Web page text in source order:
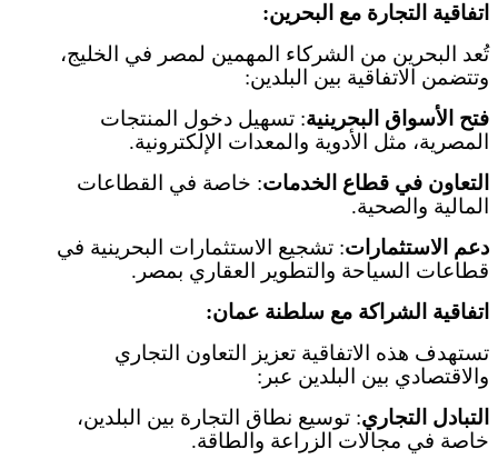
اتفاقية التجارة مع البحرين:
تُعد البحرين من الشركاء المهمين لمصر في الخليج،
وتتضمن الاتفاقية بين البلدين:
فتح الأسواق البحرينية: تسهيل دخول المنتجات
المصرية، مثل الأدوية والمعدات الإلكترونية.
التعاون في قطاع الخدمات: خاصة في القطاعات
المالية والصحية.
دعم الاستثمارات: تشجيع الاستثمارات البحرينية في
قطاعات السياحة والتطوير العقاري بمصر .
اتفاقية الشراكة مع سلطنة عمان:
تستهدف هذه الاتفاقية تعزيز التعاون التجاري
والاقتصادي بين البلدين عبر :
التبادل التجاري: توسيع نطاق التجارة بين البلدين،
خاصة في مجالات الزراعة والطاقة.